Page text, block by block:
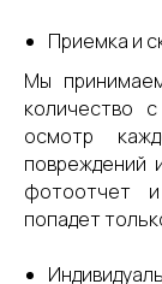
Приемка и
Мы
количество
осмотр
повреждений
фотоотчет
попадет